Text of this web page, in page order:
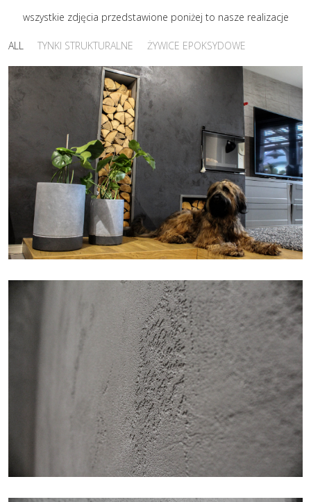
wszystkie zdjęcia przedstawione poniżej to nasze realizacje
ALL TYNKI STRUKTURALNE ŻYWICE EPOKSYDOWE